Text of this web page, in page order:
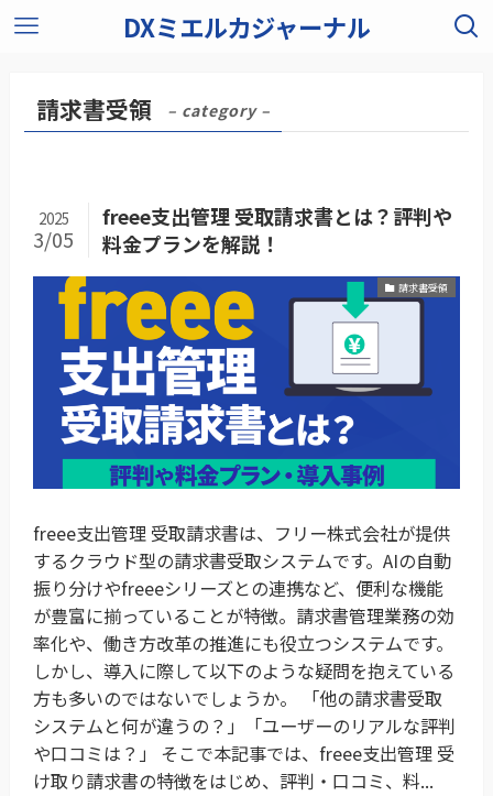
DXミエルカジャーナル
請求書受領 – category –
freee支出管理 受取請求書とは？評判や
料金プランを解説！
2025
3/05
請求書受領
freee支出管理 受取請求書は、フリー株式会社が提供
するクラウド型の請求書受取システムです。AIの自動
振り分けやfreeeシリーズとの連携など、便利な機能
が豊富に揃っていることが特徴。請求書管理業務の効
率化や、働き方改革の推進にも役立つシステムです。
しかし、導入に際して以下のような疑問を抱えている
方も多いのではないでしょうか。 「他の請求書受取
システムと何が違うの？」「ユーザーのリアルな評判
や口コミは？」 そこで本記事では、freee支出管理 受
け取り請求書の特徴をはじめ、評判・口コミ、料...